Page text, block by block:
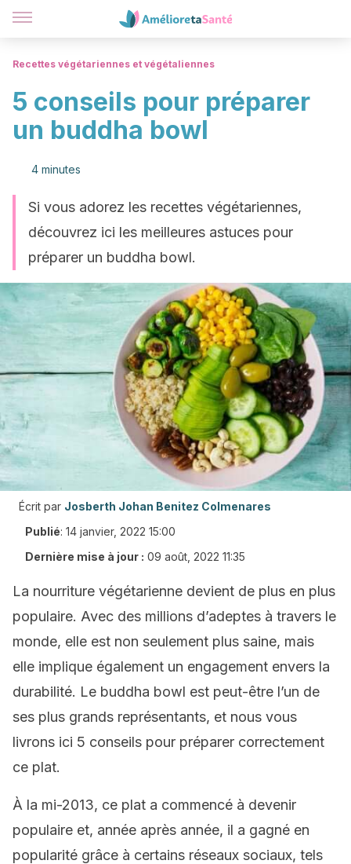
Recettes végétariennes et végétaliennes
5 conseils pour préparer
un buddha bowl
4 minutes
Si vous adorez les recettes végétariennes,
découvrez ici les meilleures astuces pour
préparer un buddha bowl.
Écrit par Josberth Johan Benitez Colmenares
Publié: 14 janvier, 2022 15:00
Dernière mise à jour : 09 août, 2022 11:35
La nourriture végétarienne devient de plus en plus
populaire. Avec des millions d’adeptes à travers le
monde, elle est non seulement plus saine, mais
elle implique également un engagement envers la
durabilité. Le buddha bowl est peut-être l’un de
ses plus grands représentants, et nous vous
livrons ici 5 conseils pour préparer correctement
ce plat.
À la mi-2013, ce plat a commencé à devenir
populaire et, année après année, il a gagné en
popularité grâce à certains réseaux sociaux, tels